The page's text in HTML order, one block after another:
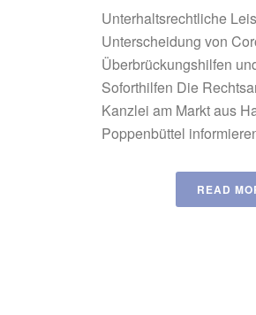
Unterhaltsrechtliche
Unterscheidung von
Überbrückungshilfen
Soforthilfen Die
Kanzlei am Markt aus
Poppenbüttel
READ